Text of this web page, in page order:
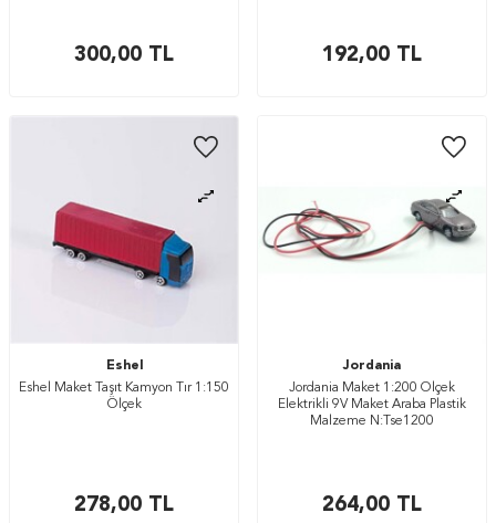
300,00 TL 192,00 TL
Eshel
Eshel Maket Taşıt Kamyon Tır 1:150
Ölçek
278,00 TL
Jordania
Jordania Maket 1:200 Ölçek
Elektrikli 9V Maket Araba Plastik
Malzeme N:Tse1200
264,00 TL